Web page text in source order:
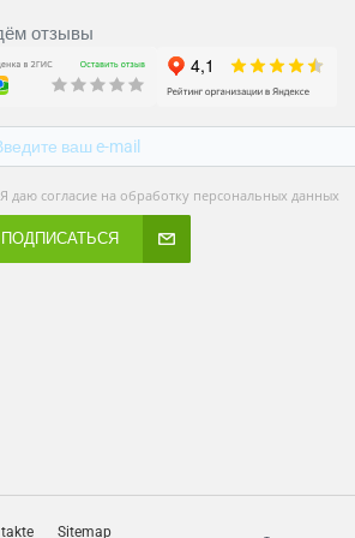
отзывы
Я даю согласие на обработку персональных данных
ПОДПИСАТЬСЯ
Sitemap